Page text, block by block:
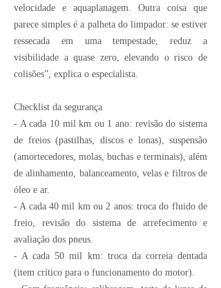
velocidade e aquaplanagem. Outra coisa que
parece simples é a palheta do limpador: se estiver
ressecada em uma tempestade, reduz a
visibilidade a quase zero, elevando o risco de
colisões”, explica o especialista.
Checklist da segurança
- A cada 10 mil km ou 1 ano: revisão do sistema
de freios (pastilhas, discos e lonas), suspensão
(amortecedores, molas, buchas e terminais), além
de alinhamento, balanceamento, velas e filtros de
óleo e ar.
- A cada 40 mil km ou 2 anos: troca do fluido de
freio, revisão do sistema de arrefecimento e
avaliação dos pneus.
- A cada 50 mil km: troca da correia dentada
(item crítico para o funcionamento do motor).